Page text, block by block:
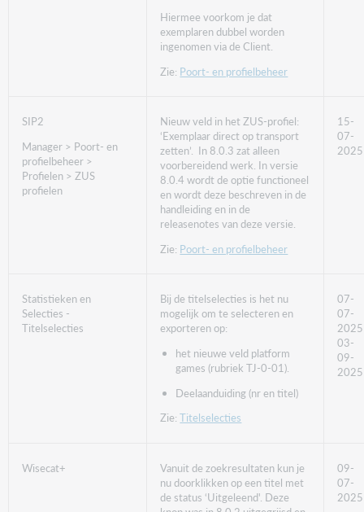
Hiermee voorkom je dat
exemplaren dubbel worden
ingenomen via de Client.
Zie: Poort- en profielbeheer
SIP2
Manager > Poort- en
profielbeheer >
Profielen > ZUS
profielen
Nieuw veld in het ZUS-profiel:
‘Exemplaar direct op transport
zetten’. In 8.0.3 zat alleen
voorbereidend werk. In versie
8.0.4 wordt de optie functioneel
en wordt deze beschreven in de
handleiding en in de
releasenotes van deze versie.
Zie: Poort- en profielbeheer
15-
07-
2025
Statistieken en
Selecties -
Titelselecties
Bij de titelselecties is het nu
mogelijk om te selecteren en
exporteren op:
het nieuwe veld platform
games (rubriek TJ-0-01).
Deelaanduiding (nr en titel)
Zie:Titelselecties
07-
07-
2025
03-
09-
2025
Wisecat+
Vanuit de zoekresultaten kun je
nu doorklikken op een titel met
de status ‘Uitgeleend'. Deze
09-
07-
2025